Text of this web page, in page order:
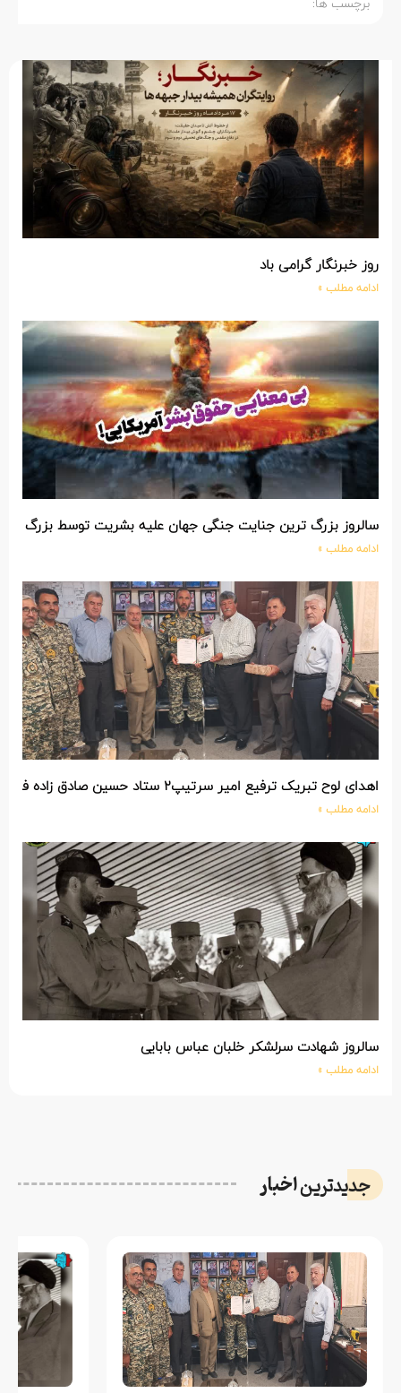
برچسب ها:
روز خبرنگار گرامی باد
ادامه مطلب »
سالروز بزرگ ترین جنایت جنگی جهان علیه بشریت توسط بزرگ
ادامه مطلب »
اهدای لوح تبریک ترفیع امیر سرتیپ۲ ستاد حسین صادق زاده فرمانده تیپ ۲۵ واکنش سریع شهید آبگون نزاجا مستقر در تبریز
ادامه مطلب »
سالروز شهادت سرلشکر خلبان عباس بابایی
ادامه مطلب »
جدیدتریناخبار